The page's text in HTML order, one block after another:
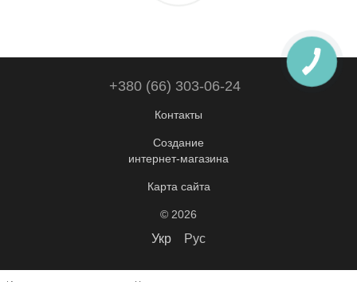
+380 (66) 303-06-24
Контакты
Создание
интернет-магазина
Карта сайта
© 2026
Укр Рус